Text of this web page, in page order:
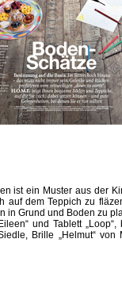
ist ein Muster aus der
auf dem Teppich zu
in Grund und Boden zu
und Tablett „Loop“,
Brille „Helmut“ von